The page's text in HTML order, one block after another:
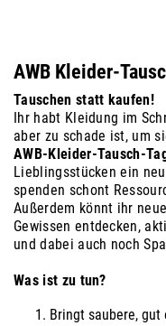
AWB Kleider-
Tauschen statt kaufen!
Ihr habt Kleidung im
aber zu schade ist, um
AWB-Kleider-Tausch-
Lieblingsstücken ein
spenden schont
Außerdem könnt ihr
Gewissen entdecken,
und dabei auch noch
Was ist zu tun?
Bringt saubere,